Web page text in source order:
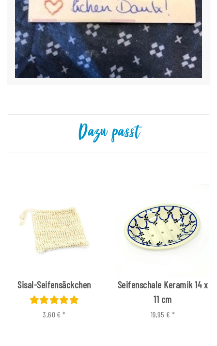
Dazu passt
Sisal-Seifensäckchen
3,60 €*
Seifenschale Keramik 14 x
11 cm
19,95 € *